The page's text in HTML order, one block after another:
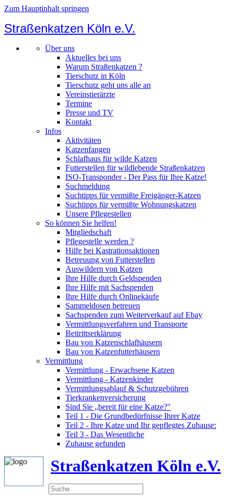
Zum Hauptinhalt springen
Straßenkatzen Köln e.V.
Über uns
Aktuelles bei uns
Warum Straßenkatzen ?
Tierschutz in Köln
Tierschutz geht uns alle an
Vereinstierärzte
Termine
Presse und TV
Kontakt
Infos
Aktivitäten
Katzenfangen
Schlafhaus für wilde Katzen
Futterstellen für wildlebende Straßenkatzen
ISO-Transponder - Der Pass für Ihre Katze!
Suchmeldung
Suchtipps für vermißte Freigänger-Katzen
Suchtipps für vermißte Wohnungskatzen
Unsere Pflegestellen
So können Sie helfen!
Mitgliedschaft
Pflegestelle werden ?
Hilfe bei Kastrationsaktionen
Betreuung von Futterstellen
Auswildern von Katzen
Ihre Hilfe durch Geldspenden
Ihre Hilfe mit Sachspenden
Ihre Hilfe durch Onlinekäufe
Sammeldosen betreuen
Sachspenden zum Weiterverkauf auf Ebay
Vermittlungsverfahren und Transporte
Beitrittserklärung
Bau von Katzenschlafhäusern
Bau von Katzenfutterhäusern
Vermittlung
Vermittlung - Erwachsene Katzen
Vermittlung - Katzenkinder
Vermittlungsablauf & Schutzgebühren
Tierkrankenversicherung
Sind Sie „bereit für eine Katze?"
Teil 1 - Die Grundbedürfnisse Ihrer Katze
Teil 2 - Ihre Katze und Ihr gepflegtes Zuhause:
Teil 3 - Das Wesentliche
Zuhause gefunden
Straßenkatzen Köln e.V.